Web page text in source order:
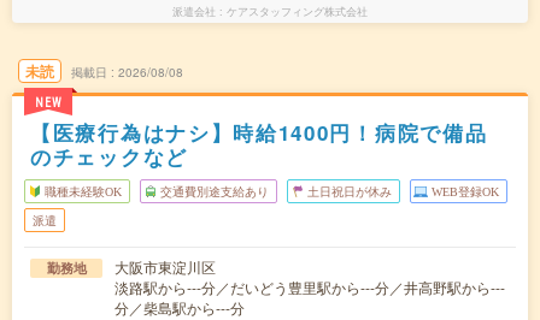
派遣会社 ケアスタッフィング株式会社
未読
NEW
掲載日 2026/08/08
【医療行為はナシ】時給1400円！病院で備品
のチェックなど
職種未経験OK 交通費別途支給あり 土日祝日が休み WEB登録OK
派遣
勤務地
大阪市東淀川区
淡路駅から---分／だいどう豊里駅から---分／井高野駅から---
分／柴島駅から---分